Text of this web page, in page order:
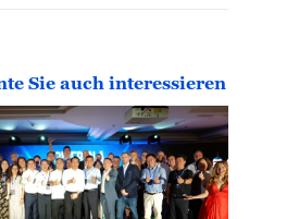
Sie auch interessieren